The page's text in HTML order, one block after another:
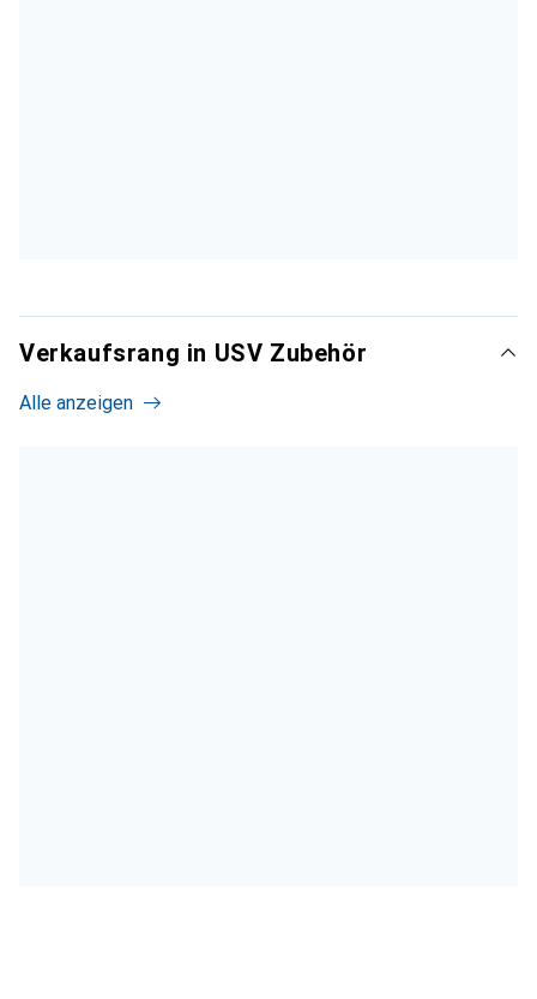
Verkaufsrang in USV Zubehör
Alle anzeigen